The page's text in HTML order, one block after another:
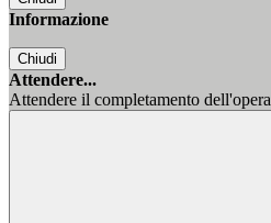
Informazione
Chiudi
Attendere...
Attendere il completamento